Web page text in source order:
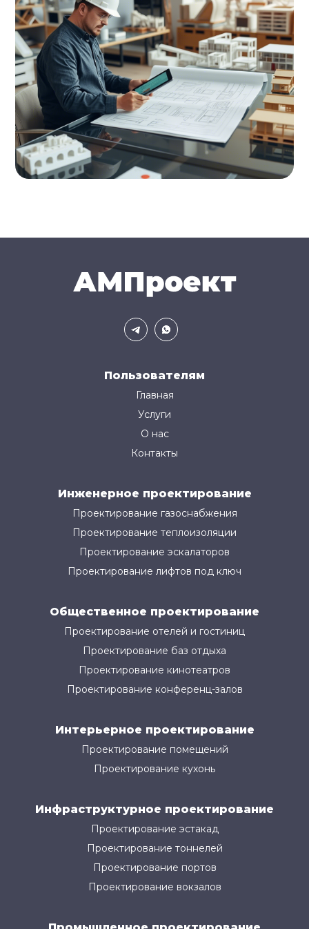
Пользователям
Главная
Услуги
О нас
Контакты
Инженерное проектирование
Проектирование газоснабжения
Проектирование теплоизоляции
Проектирование эскалаторов
Проектирование лифтов под ключ
Общественное проектирование
Проектирование отелей и гостиниц
Проектирование баз отдыха
Проектирование кинотеатров
Проектирование конференц-залов
Интерьерное проектирование
Проектирование помещений
Проектирование кухонь
Инфраструктурное проектирование
Проектирование эстакад
Проектирование тоннелей
Проектирование портов
Проектирование вокзалов